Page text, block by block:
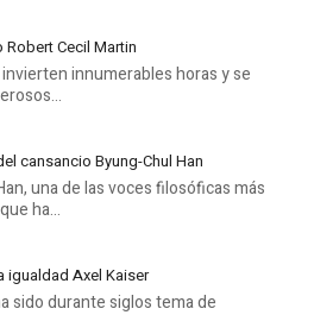
Cecil Martin
invierten innumerables horas y se
cansancio Byung-Chul Han
una de las voces filosóficas más
ha...
igualdad Axel Kaiser
sido durante siglos tema de